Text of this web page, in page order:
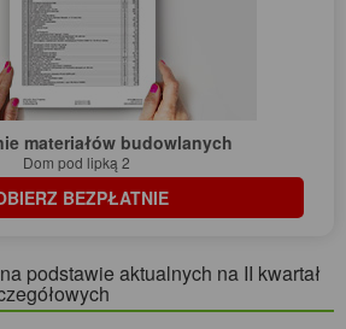
materiałów budowlanych
Dom pod lipką 2
BEZPŁATNIE
podstawie aktualnych na II kwartał